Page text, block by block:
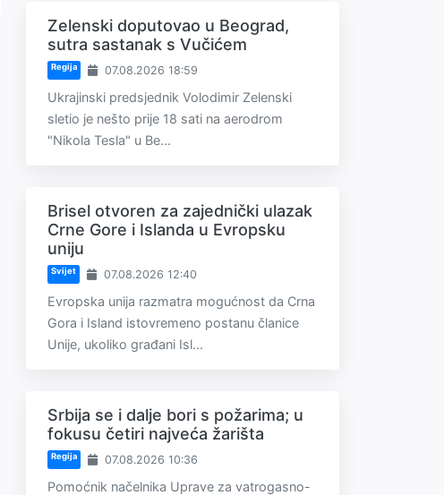
Zelenski doputovao u Beograd,
sutra sastanak s Vučićem
Regija 07.08.2026 18:59
Ukrajinski predsjednik Volodimir Zelenski
sletio je nešto prije 18 sati na aerodrom
"Nikola Tesla" u Be...
Brisel otvoren za zajednički ulazak
Crne Gore i Islanda u Evropsku
uniju
Svijet 07.08.2026 12:40
Evropska unija razmatra mogućnost da Crna
Gora i Island istovremeno postanu članice
Unije, ukoliko građani Isl...
Srbija se i dalje bori s požarima; u
fokusu četiri najveća žarišta
Regija 07.08.2026 10:36
Pomoćnik načelnika Uprave za vatrogasno-